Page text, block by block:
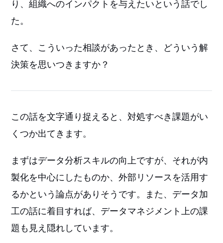
り、組織へのインパクトを与えたいという話でし
た。
さて、こういった相談があったとき、どういう解
決策を思いつきますか？
この話を文字通り捉えると、対処すべき課題がい
くつか出てきます。
まずはデータ分析スキルの向上ですが、それが内
製化を中心にしたものか、外部リソースを活用す
るかという論点がありそうです。また、データ加
工の話に着目すれば、データマネジメント上の課
題も見え隠れしています。